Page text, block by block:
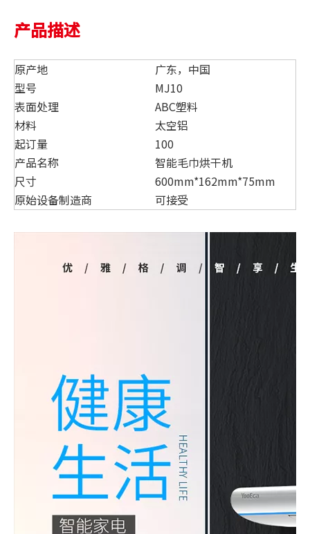
产品描述
原产地
广东，中国
型号
MJ10
表面处理
ABC塑料
材料
太空铝
起订量
100
产品名称
智能毛巾烘干机
尺寸
600mm*162mm*75mm
原始设备制造商
可接受